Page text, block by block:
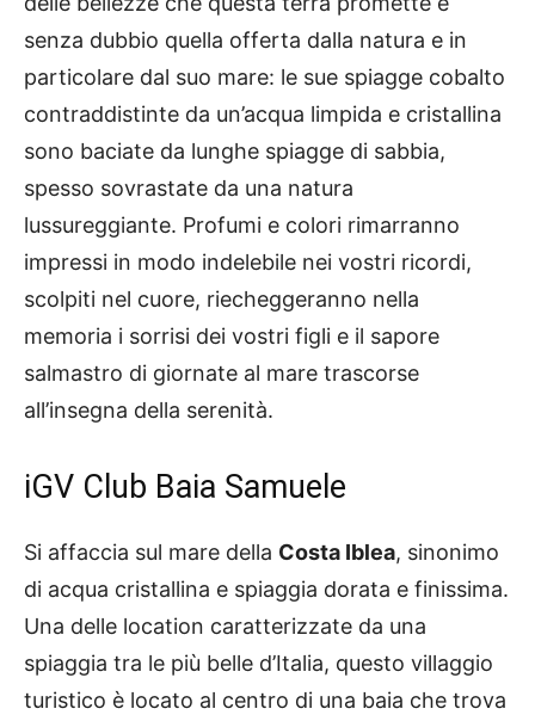
senza dubbio quella offerta dalla natura e in
particolare dal suo mare: le sue spiagge cobalto
contraddistinte da un’acqua limpida e cristallina
sono baciate da lunghe spiagge di sabbia,
spesso sovrastate da una natura
lussureggiante. Profumi e colori rimarranno
impressi in modo indelebile nei vostri ricordi,
scolpiti nel cuore, riecheggeranno nella
memoria i sorrisi dei vostri figli e il sapore
salmastro di giornate al mare trascorse
all’insegna della serenità.
iGV Club Baia Samuele
Si affaccia sul mare della Costa Iblea, sinonimo
di acqua cristallina e spiaggia dorata e finissima.
Una delle location caratterizzate da una
spiaggia tra le più belle d’Italia, questo villaggio
turistico è locato al centro di una baia che trova